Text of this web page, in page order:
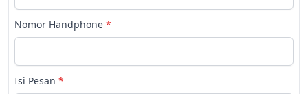
Nomor Handphone *
Isi Pesan *